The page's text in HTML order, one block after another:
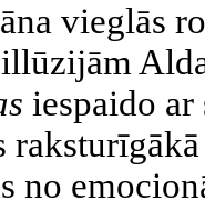
vieglās
iespaido
no